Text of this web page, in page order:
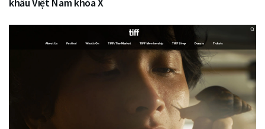
khấu Việt Nam khóa X